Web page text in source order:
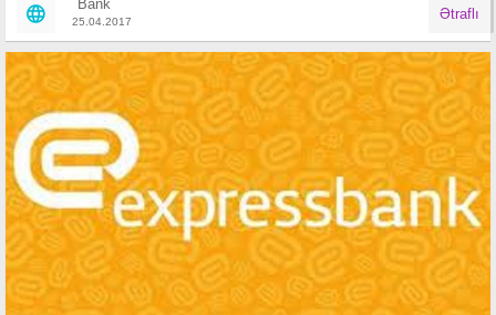
Bank
25.04.2017 Ətraflı